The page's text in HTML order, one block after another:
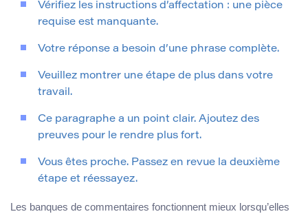
Vérifiez les instructions d’affectation : une pièce
requise est manquante.
Votre réponse a besoin d’une phrase complète.
Veuillez montrer une étape de plus dans votre
travail.
Ce paragraphe a un point clair. Ajoutez des
preuves pour le rendre plus fort.
Vous êtes proche. Passez en revue la deuxième
étape et réessayez.
Les banques de commentaires fonctionnent mieux lorsqu’elles